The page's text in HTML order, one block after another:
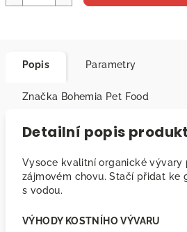
Popis Parametry
Značka Bohemia Pet Food
Detailní popis
Vysoce kvalitní organické vývary
zájmovém chovu. Stačí přidat ke
s vodou.
VÝHODY KOSTNÍHO VÝVARU